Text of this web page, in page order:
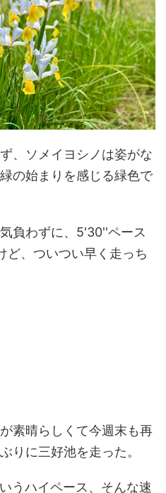
、ソメイヨシノは姿がな
の始まりを感じる緑色で
負わずに、5'30''ペース
ど、ついつい早く走っち
素晴らしくて今週末も再
りに三好池を走った。
うハイペース、そんな速